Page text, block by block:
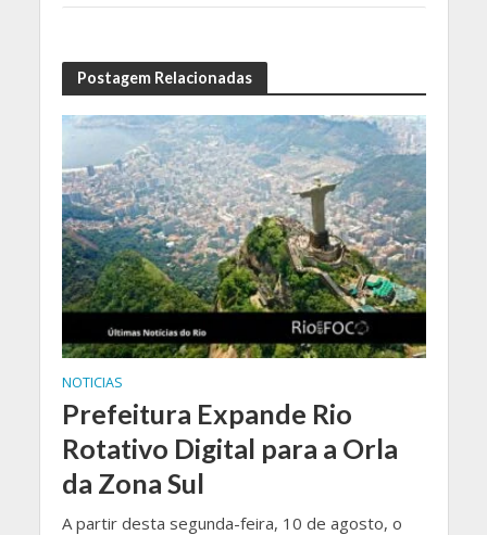
Postagem Relacionadas
NOTICIAS
Prefeitura Expande Rio
Rotativo Digital para a Orla
da Zona Sul
A partir desta segunda-feira, 10 de agosto, o